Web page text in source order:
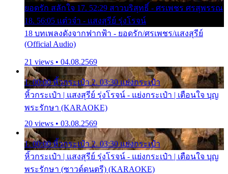
ยอดรัก สลักใจ 17. 52:29 สาวบริสุทธิ์ - ศรเพชร ศรสุพรรณ
18. 56:05 แต๋วจ๋า - แสงสุรีย์ รุ่งโรจน์
18 บทเพลงดังจากฟากฟ้า - ยอดรัก/ศรเพชร/แสงสุรีย์
(Official Audio)
21 views • 04.08.2569
1. 00:00 หิ้วกระเป๋า 2. 03:30 แย่งกระเป๋า
หิ้วกระเป๋า | แสงสุรีย์ รุ่งโรจน์ - แย่งกระเป๋า | เตือนใจ บุญ
พระรักษา (KARAOKE)
20 views • 03.08.2569
1. 00:00 หิ้วกระเป๋า 2. 03:30 แย่งกระเป๋า
หิ้วกระเป๋า | แสงสุรีย์ รุ่งโรจน์ - แย่งกระเป๋า | เตือนใจ บุญ
พระรักษา (ซาวด์ดนตรี) (KARAOKE)